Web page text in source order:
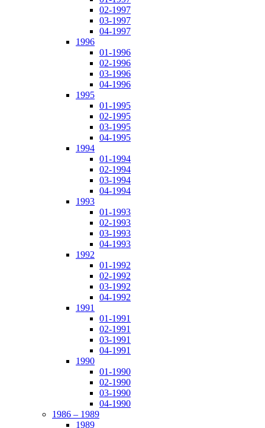
02-1997
03-1997
04-1997
1996
01-1996
02-1996
03-1996
04-1996
1995
01-1995
02-1995
03-1995
04-1995
1994
01-1994
02-1994
03-1994
04-1994
1993
01-1993
02-1993
03-1993
04-1993
1992
01-1992
02-1992
03-1992
04-1992
1991
01-1991
02-1991
03-1991
04-1991
1990
01-1990
02-1990
03-1990
04-1990
1986 – 1989
1989